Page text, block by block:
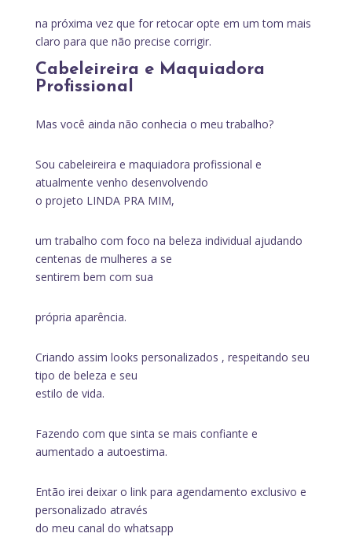
na próxima vez que for retocar opte em um tom mais
claro para que não precise corrigir.
Cabeleireira e Maquiadora
Profissional
Mas você ainda não conhecia o meu trabalho?
Sou cabeleireira e maquiadora profissional e
atualmente venho desenvolvendo
o projeto LINDA PRA MIM,
um trabalho com foco na beleza individual ajudando
centenas de mulheres a se
sentirem bem com sua
própria aparência.
Criando assim looks personalizados , respeitando seu
tipo de beleza e seu
estilo de vida.
Fazendo com que sinta se mais confiante e
aumentado a autoestima.
Então irei deixar o link para agendamento exclusivo e
personalizado através
do meu canal do whatsapp